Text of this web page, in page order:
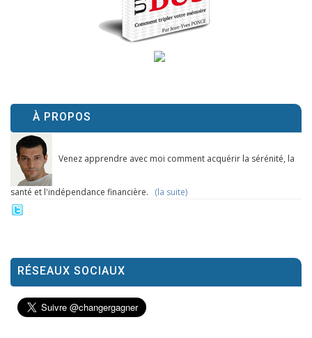
À PROPOS
Venez apprendre avec moi comment acquérir la sérénité, la
santé et l'indépendance financière. (la suite)
RÉSEAUX SOCIAUX